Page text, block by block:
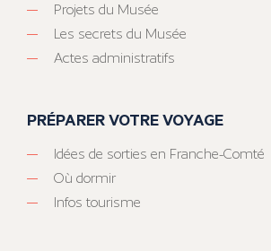
Projets du Musée
Les secrets du Musée
Actes administratifs
PRÉPARER VOTRE VOYAGE
Idées de sorties en Franche-Comté
Où dormir
Infos tourisme